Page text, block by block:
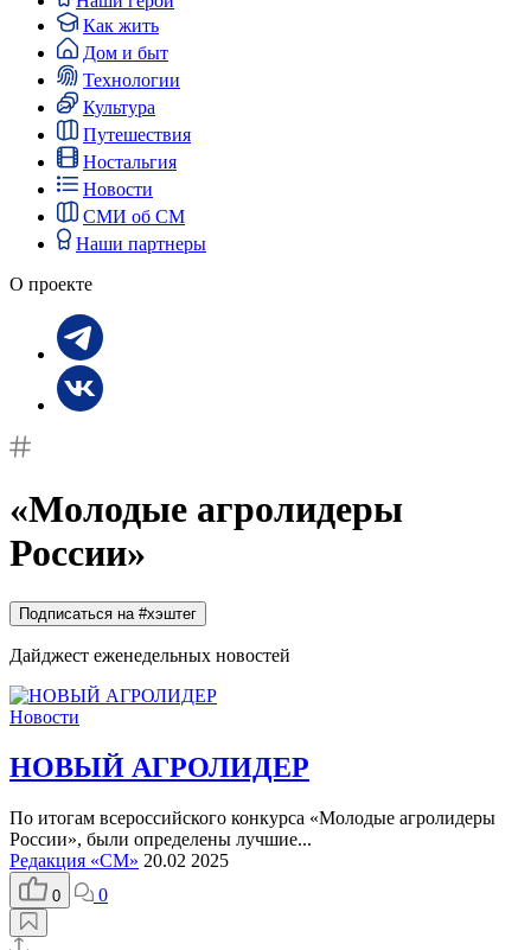
Как жить
Дом и быт
Технологии
Культура
Путешествия
Ностальгия
Новости
СМИ об СМ
Наши партнеры
О проекте
«Молодые агролидеры
России»
Подписаться на #хэштег
Дайджест еженедельных новостей
Новости
НОВЫЙ АГРОЛИДЕР
По итогам всероссийского конкурса «Молодые агролидеры
России», были определены лучшие...
Редакция «СМ» 20.02 2025
0 0